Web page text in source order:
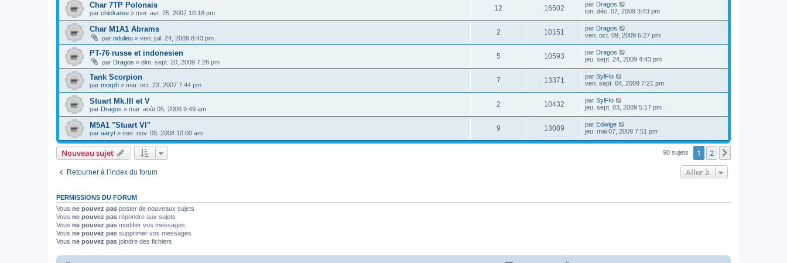
Char 7TP Polonais
par chickaree » mer. avr. 25, 2007 10:18 pm
12 16502 par Dragos
lun. déc. 07, 2009 3:43 pm
Char M1A1 Abrams
par odulieu » ven. juil. 24, 2009 8:43 pm
2 10151 par Dragos
ven. oct. 09, 2009 6:27 pm
PT-76 russe et indonesien
par Dragos » dim. sept. 20, 2009 7:28 pm
5 10593 par Dragos
jeu. sept. 24, 2009 4:43 pm
Tank Scorpion
par morph » mar. oct. 23, 2007 7:44 pm
7 13371 par SylFlo
ven. sept. 04, 2009 7:21 pm
Stuart Mk.III et V
par Dragos » mar. août 05, 2008 9:49 am
2 10432 par SylFlo
jeu. sept. 03, 2009 5:17 pm
M5A1 "Stuart VI"
par aaryt » mer. nov. 05, 2008 10:00 am
9 13089 par Edwige
jeu. mai 07, 2009 7:51 pm
Nouveau sujet 90 sujets 1 2
Retourner à l’index du forum Aller à
PERMISSIONS DU FORUM
Vous ne pouvez pas poster de nouveaux sujets
Vous ne pouvez pas répondre aux sujets
Vous ne pouvez pas modifier vos messages
Vous ne pouvez pas supprimer vos messages
Vous ne pouvez pas joindre des fichiers